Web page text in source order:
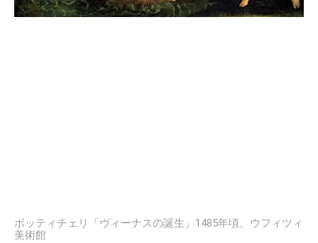
ボッティチェリ「ヴィーナスの誕生」1485年頃、ウフィツィ
美術館